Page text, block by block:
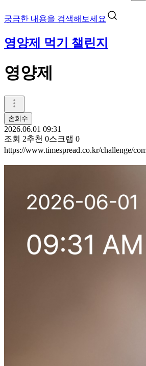
궁금한 내용을 검색해보세요
영양제 먹기 챌린지
영양제
손희수
2026.06.01 09:31
조회 2추천 0스크랩 0
https://www.timespread.co.kr/challenge/